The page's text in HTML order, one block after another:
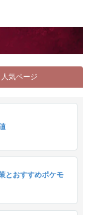
人気ページ
とおすすめポケモ